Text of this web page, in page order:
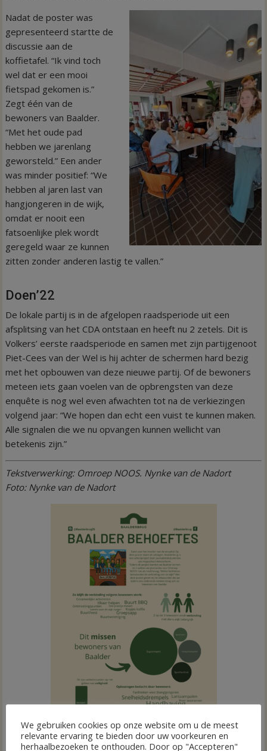
Nadat de poster was
gepresenteerd startte de
discussie aan de
koffietafel. “Ik vind toch
wel dat er een mooi
fietspad gekomen is.”
Zegt één van de
bewoners van Baalder.
“Met het oude pad
hebben we jarenlang
geworsteld.” Een ander
was minder positief: “We
hebben al jaren last van
hangjongeren in de wijk,
omdat er nooit een
fatsoenlijke plek wordt
geregeld waar ze kunnen
zitten zonder anderen lastig te vallen.”
Doen’22
De lokale partij is in de afgelopen raadsperiode uit een
afsplitsing van het CDA ontstaan en heeft nu 2 zetels. Dit is
Volkers’ eerste raadsperiode en samen met zijn partijgenoot
Piet-Cees van der Wel is hij achter de schermen hard bezig
met het opbouwen van deze nieuwe partij. Of de bewoners
meteen iets gaan voelen van de opbrengsten van deze
enquête is nog wel even afwachten tot na de verkiezingen
volgend jaar: “We hopen dan echt een vuist te kunnen maken.
Alle signalen die we nu opvangen kunnen wellicht van
betekenis zijn.”
Tekstverwerking: Omroep NOOS. Nynke van de Nadort
Foto: Nynke van de Nadort
We gebruiken cookies op onze website om u de meest
relevante ervaring te bieden door uw voorkeuren en
herhaalbezoeken te onthouden. Door op "Accepteren"